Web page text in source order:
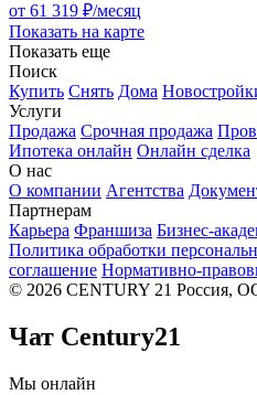
от 61 319 ₽/месяц
Показать на карте
Показать еще
Поиск
Купить Снять Дома
Услуги
Продажа Срочная продажа
Ипотека онлайн Онлайн сделка
О нас
О компании Агентства
Партнерам
Карьера Франшиза Бизнес-
Политика обработки
соглашение Нормативно-
© 2026 CENTURY 21
Чат Century21
Мы онлайн